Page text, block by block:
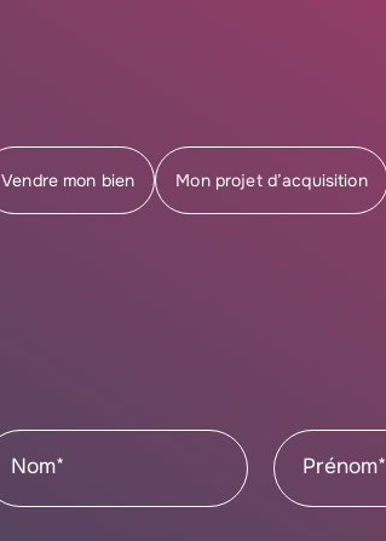
Vendre mon bien Mon projet d’acquisition
Nom* Prénom*